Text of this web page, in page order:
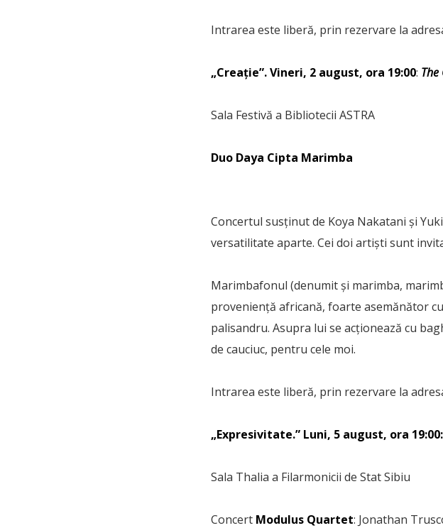
Intrarea este liberă, prin rezervare la
„Creație”. Vineri, 2 august, ora 19:00:
Sala Festivă a Bibliotecii ASTRA
Duo Daya Cipta Marimba
Concertul susținut de Koya Nakatani și
versatilitate aparte. Cei doi artiști sunt
Marimbafonul (denumit și marimba,
proveniență africană, foarte asemănător
palisandru. Asupra lui se acționează cu
de cauciuc, pentru cele moi.
Intrarea este liberă, prin rezervare la
„Expresivitate.” Luni, 5 august, ora
Sala Thalia a Filarmonicii de Stat Sibiu
Concert Modulus Quartet: Jonathan